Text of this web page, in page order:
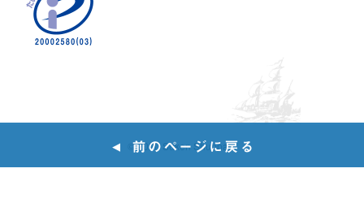
© 2020 Suken Shuppan.